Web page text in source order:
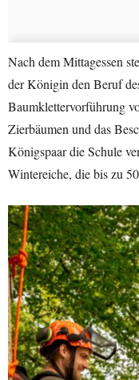
Nach dem Mittagessen
der Königin den Beruf
Baumklettervorführung
Zierbäumen und das
Königspaar die Schule
Wintereiche, die bis zu